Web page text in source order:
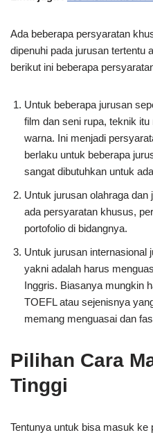
Ada beberapa persyaratan
dipenuhi pada jurusan tertentu
berikut ini beberapa
Untuk beberapa jurusan
film dan seni rupa, teknik
warna. Ini menjadi
berlaku untuk beberapa
sangat dibutuhkan untuk
Untuk jurusan olahraga
ada persyaratan khusus,
portofolio di bidangnya.
Untuk jurusan internasional
yakni adalah harus
Inggris. Biasanya mungkin
TOEFL atau sejenisnya
memang menguasai dan
Pilihan Cara
Tinggi
Tentunya untuk bisa masuk ke